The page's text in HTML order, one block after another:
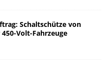
Schaltschütze von
Volt-Fahrzeuge